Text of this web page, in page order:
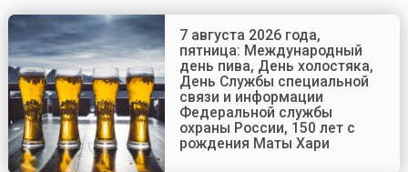
7 августа 2026 года,
пятница: Международный
день пива, День холостяка,
День Службы специальной
связи и информации
Федеральной службы
охраны России, 150 лет с
рождения Маты Хари